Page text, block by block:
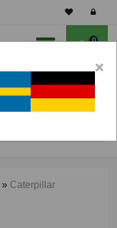
0
» Caterpillar
×